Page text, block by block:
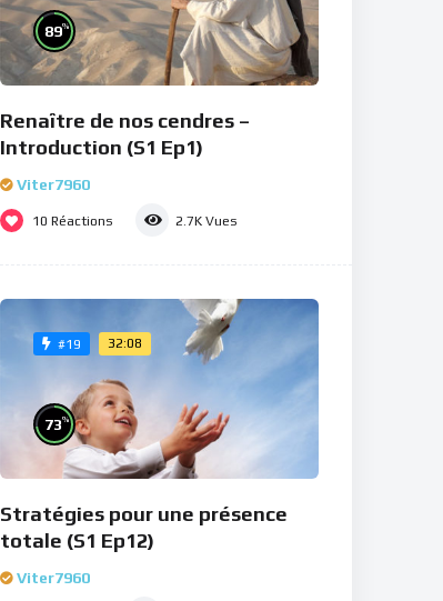
89%
Renaître de nos cendres –
Introduction (S1 Ep1)
Viter7960
10 Réactions 2.7K Vues
#19 32:08
73%
Stratégies pour une présence
totale (S1 Ep12)
Viter7960